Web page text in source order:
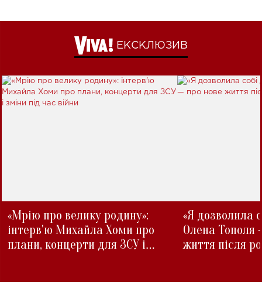
ЕКСКЛЮЗИВ
«Мрію про велику родину»:
інтерв'ю Михайла Хоми про
плани, концерти для ЗСУ і
«Я дозволила
Олена Тополя
життя після